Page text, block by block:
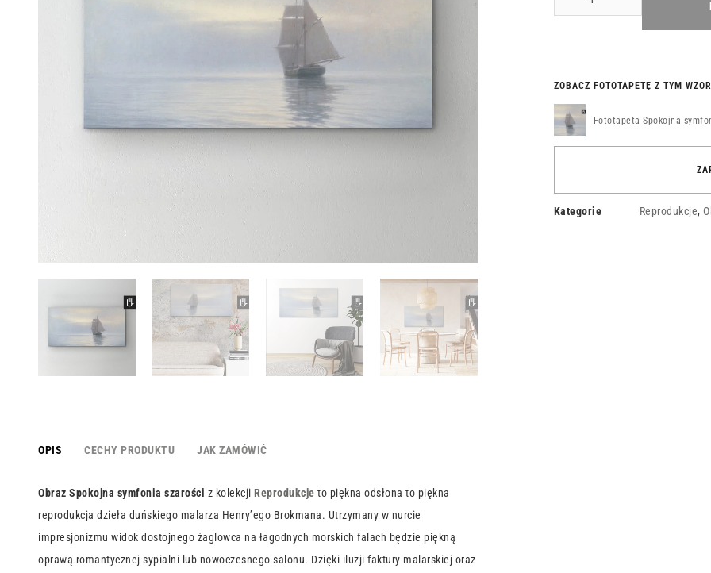
OPIS CECHY PRODUKTU JAK ZAMÓWIĆ
Obraz Spokojna symfonia szarości z kolekcji Reprodukcje to piękna odsłona to piękna
reprodukcja dzieła duńskiego malarza Henry’ego Brokmana. Utrzymany w nurcie
impresjonizmu widok dostojnego żaglowca na łagodnych morskich falach będzie piękną
oprawą romantycznej sypialni lub nowoczesnego salonu. Dzięki iluzji faktury malarskiej oraz
ZOBACZ FOTOTAPETĘ Z TYM
Fototapeta Spokojna
Kategorie Reprodukcje,